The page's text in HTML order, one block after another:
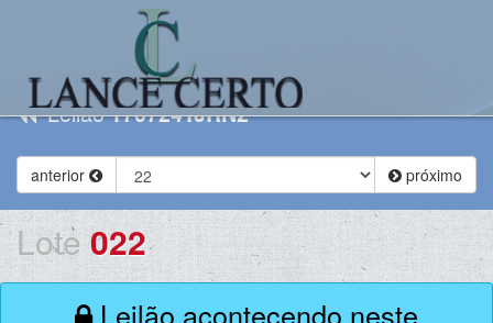
Leilão170724TJRN2
anterior próximo
Lote 022
Leilão acontecendo neste